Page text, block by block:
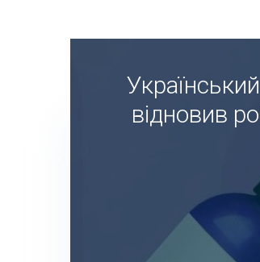
відновив